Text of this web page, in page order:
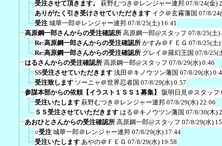
受注させて頂きます。
萩野むつき＠レンジャー連邦 07/8/24(金)
ありがたく引き受けさせていただきます イク＠玄霧藩国 07/8/
受注 城華一郎＠レンジャー連邦 07/8/25(土) 16:41
高原鋼一郎さんからの受注確認所 高原鋼一郎@スタッフ 07/8/25(土)
Re:高原鋼一郎さんからの受注確認所 かすみ＠ＦＥＧ 07/8/25(土)
Re:高原鋼一郎さんからの受注確認所 グレイ＠羅幻王国 07/8/25(
はるさんからの受注確認所 高原鋼一郎@スタッフ 07/8/29(水) 0:46
SS受注させていただきます 浅田＠キノウツン藩国 07/8/29(水)
受注致します ソーニャ＠世界忍者国 07/8/29(水) 0:57
参謀本部からの依頼【イラスト１ＳＳ１募集】
阪明日見＠スタッフ
受注いたします 萩野むつき＠レンジャー連邦 07/8/29(水) 22:06
ＳＳ受注させていただきます はる＠キノウツン藩国 07/8/30(木)
あおひとさんからの受注確認所 高原鋼一郎@スタッフ 07/8/29(水)
○受注 城華一郎＠レンジャー連邦 07/8/29(水) 17:44
受注いたします あやの＠ＦＥＧ 07/8/29(水) 19:58